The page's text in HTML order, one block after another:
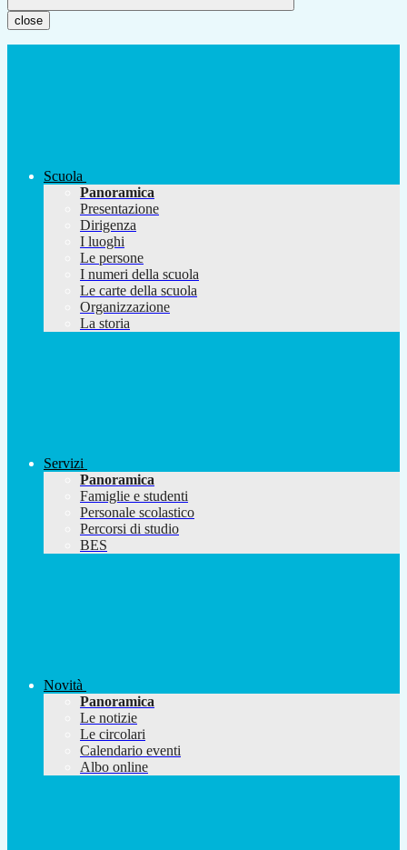
close
Scuola
Panoramica
Presentazione
Dirigenza
I luoghi
Le persone
I numeri della scuola
Le carte della scuola
Organizzazione
La storia
Servizi
Panoramica
Famiglie e studenti
Personale scolastico
Percorsi di studio
BES
Novità
Panoramica
Le notizie
Le circolari
Calendario eventi
Albo online